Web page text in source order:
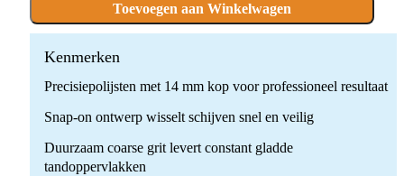
stuks
quantity
Toevoegen aan Winkelwagen
Kenmerken
Precisiepolijsten met 14 mm kop voor professioneel resultaat
Snap-on ontwerp wisselt schijven snel en veilig
Duurzaam coarse grit levert constant gladde
tandoppervlakken